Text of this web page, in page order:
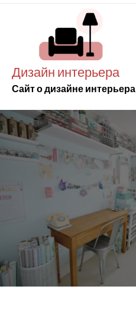
Skip
Дизайн интерьера
Сайт о дизайне интерьера